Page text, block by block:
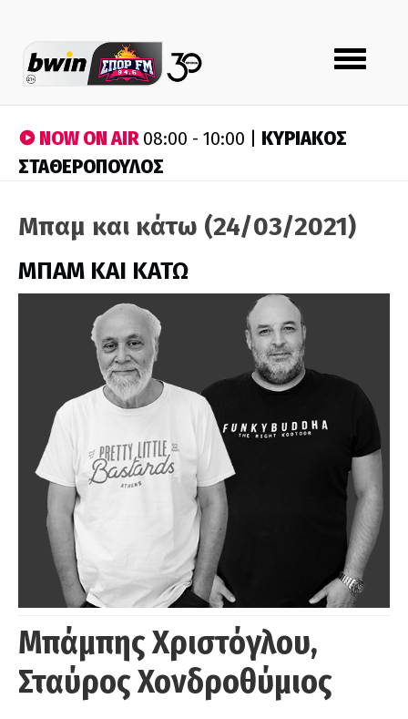
Toggle
navigation
NOW ON AIR08:00 - 10:00 | ΚΥΡΙΑΚΟΣ
ΣΤΑΘΕΡΟΠΟΥΛΟΣ
Μπαμ και κάτω (24/03/2021)
ΜΠΑΜ ΚΑΙ ΚΑΤΩ
Μπάμπης Χριστόγλου,
Σταύρος Χονδροθύμιος